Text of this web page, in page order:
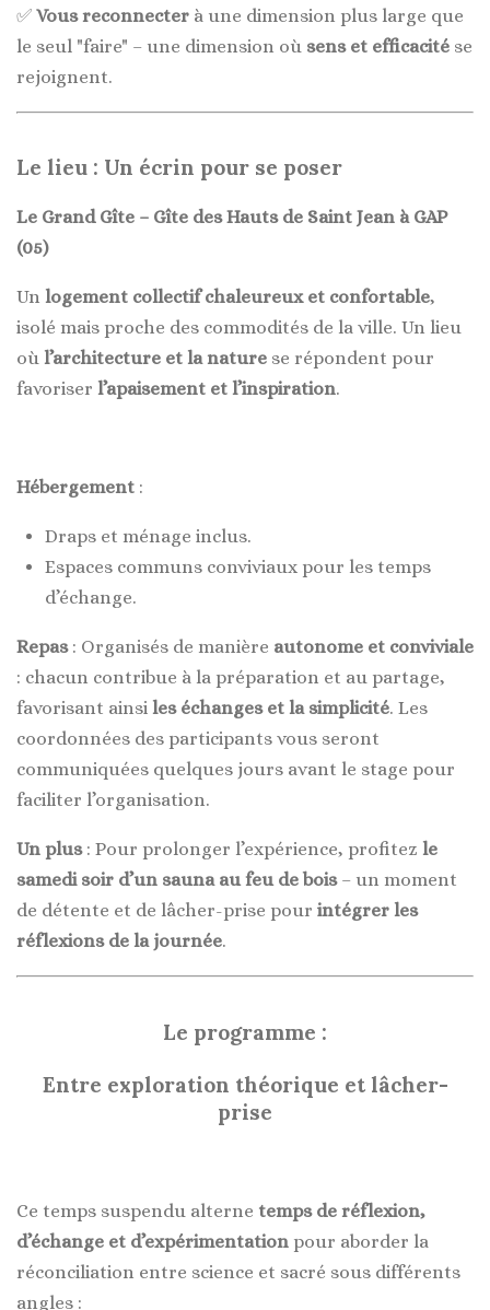
✅ Vous reconnecter à une dimension plus large que
le seul "faire" – une dimension où sens et efficacité se
rejoignent.
Le lieu : Un écrin pour se poser
Le Grand Gîte – Gîte des Hauts de Saint Jean à GAP
(05)
Un logement collectif chaleureux et confortable,
isolé mais proche des commodités de la ville. Un lieu
où l’architecture et la nature se répondent pour
favoriser l’apaisement et l’inspiration.
Hébergement :
Draps et ménage inclus.
Espaces communs conviviaux pour les temps
d’échange.
Repas: Organisés de manière autonome et conviviale
: chacun contribue à la préparation et au partage,
favorisant ainsi les échanges et la simplicité. Les
coordonnées des participants vous seront
communiquées quelques jours avant le stage pour
faciliter l’organisation.
Un plus: Pour prolonger l’expérience, profitez le
samedi soir d’un sauna au feu de bois– un moment
de détente et de lâcher-prise pour intégrer les
réflexions de la journée.
Le programme :
Entre exploration théorique et lâcher-
prise
Ce temps suspendu alterne temps de réflexion,
d’échange et d’expérimentation pour aborder la
réconciliation entre science et sacré sous différents
angles :